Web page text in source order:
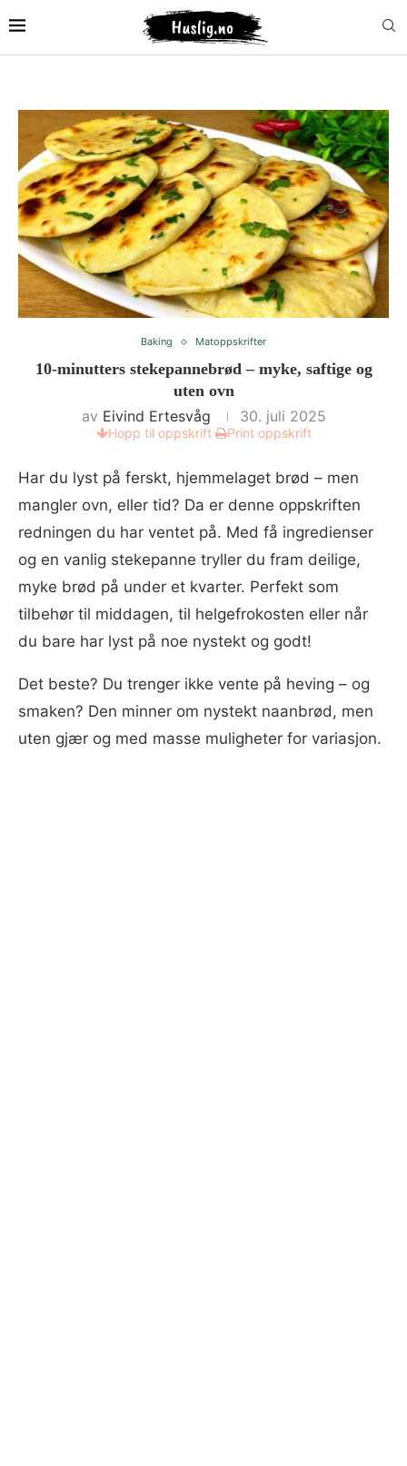
Baking Matoppskrifter
10-minutters stekepannebrød – myke, saftige og
uten ovn
av Eivind Ertesvåg 30. juli 2025
Hopp til oppskrift Print oppskrift
Har du lyst på ferskt, hjemmelaget brød – men
mangler ovn, eller tid? Da er denne oppskriften
redningen du har ventet på. Med få ingredienser
og en vanlig stekepanne tryller du fram deilige,
myke brød på under et kvarter. Perfekt som
tilbehør til middagen, til helgefrokosten eller når
du bare har lyst på noe nystekt og godt!
Det beste? Du trenger ikke vente på heving – og
smaken? Den minner om nystekt naanbrød, men
uten gjær og med masse muligheter for variasjon.